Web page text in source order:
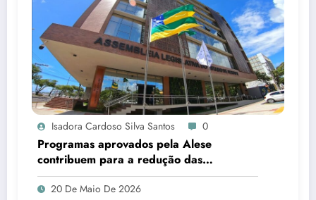
Isadora Cardoso Silva Santos 0
Programas aprovados pela Alese
contribuem para a redução das
desigualdades em Sergipe
20 De Maio De 2026